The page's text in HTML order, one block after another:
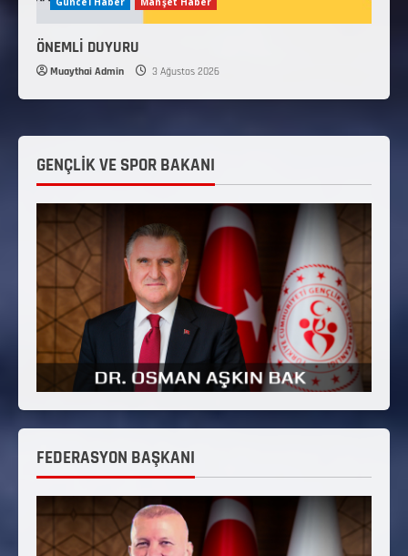
ÖNEMLİ DUYURU
Muaythai Admin 3 Ağustos 2026
GENÇLİK VE SPOR BAKANI
FEDERASYON BAŞKANI